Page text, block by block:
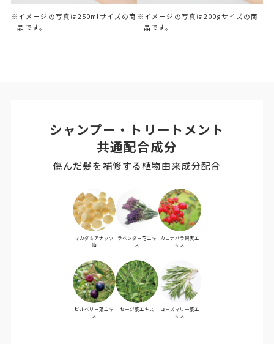
※イメージの写真は250mlサイズの商
品です。
※イメージの写真は200gサイズの商
品です。
シャンプー・トリートメント
共通配合成分
傷んだ髪を補修する植物由来成分配合
マカダミアナッツ
油
ラベンダー花エキ
ス
カニナバラ果実エ
キス
ビルベリー葉エキ
ス
セージ葉エキス
ローズマリー葉エ
キス